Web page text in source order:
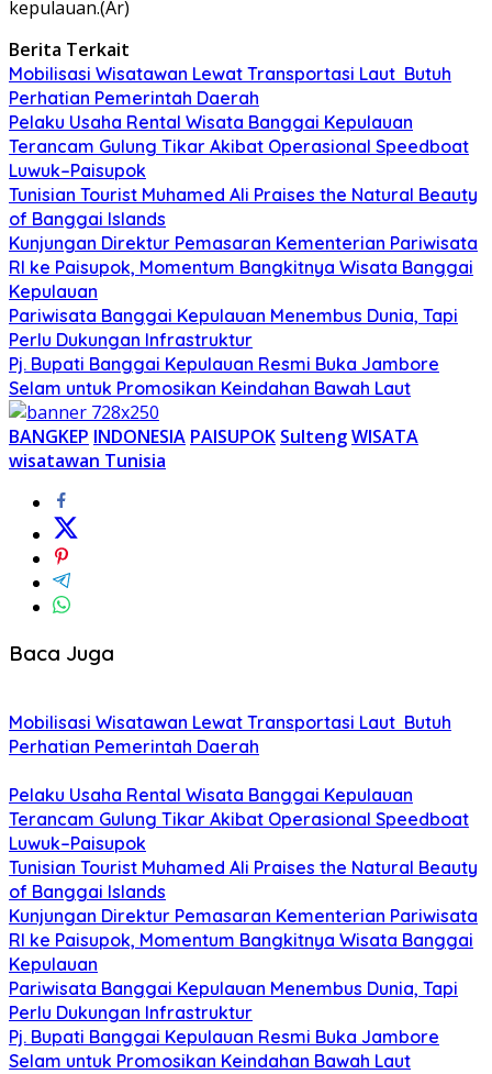
kepulauan.(Ar)
Berita Terkait
Mobilisasi Wisatawan Lewat Transportasi Laut Butuh
Perhatian Pemerintah Daerah
Pelaku Usaha Rental Wisata Banggai Kepulauan
Terancam Gulung Tikar Akibat Operasional Speedboat
Luwuk–Paisupok
Tunisian Tourist Muhamed Ali Praises the Natural Beauty
of Banggai Islands
Kunjungan Direktur Pemasaran Kementerian Pariwisata
RI ke Paisupok, Momentum Bangkitnya Wisata Banggai
Kepulauan
Pariwisata Banggai Kepulauan Menembus Dunia, Tapi
Perlu Dukungan Infrastruktur
Pj. Bupati Banggai Kepulauan Resmi Buka Jambore
Selam untuk Promosikan Keindahan Bawah Laut
BANGKEP INDONESIA PAISUPOK SultengWISATA
wisatawan Tunisia
Baca Juga
Mobilisasi Wisatawan Lewat Transportasi Laut Butuh
Perhatian Pemerintah Daerah
Pelaku Usaha Rental Wisata Banggai Kepulauan
Terancam Gulung Tikar Akibat Operasional Speedboat
Luwuk–Paisupok
Tunisian Tourist Muhamed Ali Praises the Natural Beauty
of Banggai Islands
Kunjungan Direktur Pemasaran Kementerian Pariwisata
RI ke Paisupok, Momentum Bangkitnya Wisata Banggai
Kepulauan
Pariwisata Banggai Kepulauan Menembus Dunia, Tapi
Perlu Dukungan Infrastruktur
Pj. Bupati Banggai Kepulauan Resmi Buka Jambore
Selam untuk Promosikan Keindahan Bawah Laut